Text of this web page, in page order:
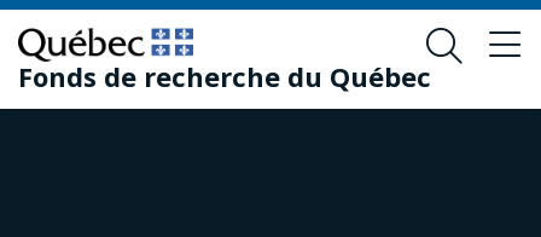
Passer
au
contenu
principal
Passer
au
pied
de
Fonds de recherche du Québec